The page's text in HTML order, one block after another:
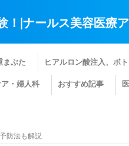
！|ナールス美容医療
まぶた ヒアルロン酸注入、ボ
・婦人科 おすすめ記事
防法も解説